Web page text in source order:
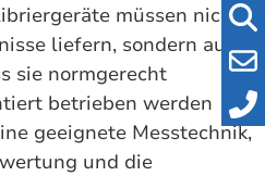
müssen nicht
liefern, sondern auch
sie normgerecht
betrieben werden
geeignete Messtechnik,
und die